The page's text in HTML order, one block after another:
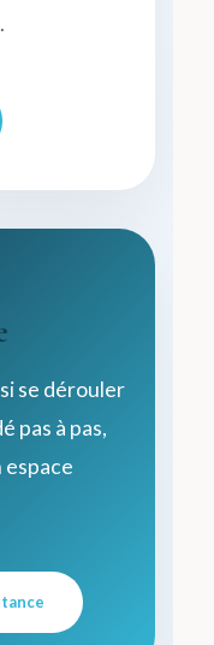
se dérouler
pas à pas,
espace